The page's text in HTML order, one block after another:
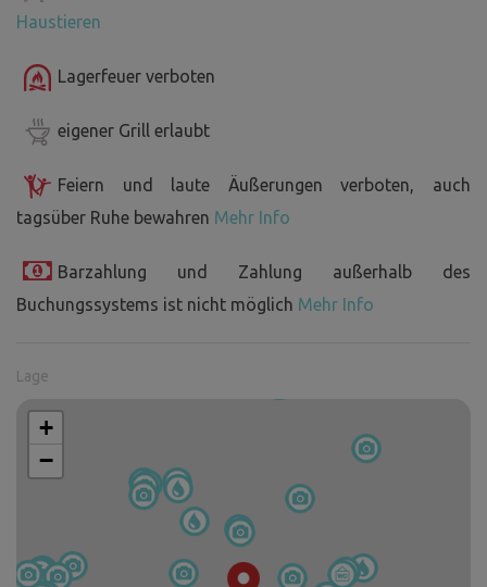
Haustieren
Lagerfeuer verboten
eigener Grill erlaubt
Feiern und laute Äußerungen verboten, auch
tagsüber Ruhe bewahren Mehr Info
Barzahlung und Zahlung außerhalb des
Buchungssystems ist nicht möglich Mehr Info
Lage
+
−